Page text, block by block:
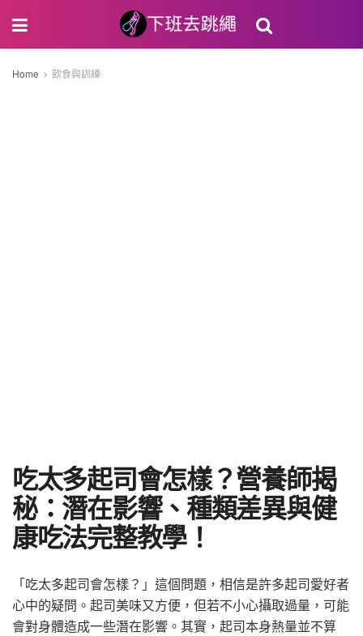
Home 飲食與訓練
吃太多起司會怎樣？營養師揭
秘：潛在影響、種類差異與健
康吃法完整教學！
「吃太多起司會怎樣？」這個問題，相信是許多起司愛好者
心中的疑問。起司美味又方便，但若不小心攝取過量，可能
會對身體造成一些潛在影響。其實，起司本身熱量並不算